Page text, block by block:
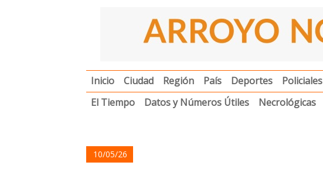
Inicio Ciudad Región País Deportes Policiales
El Tiempo
Datos y Números Útiles Necrológicas
10/05/26